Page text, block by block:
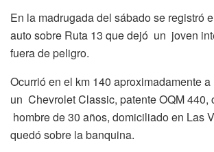
En la madrugada del sábado se registró
auto sobre Ruta 13 que dejó un joven
fuera de peligro.
Ocurrió en el km 140 aproximadamente
un Chevrolet Classic, patente OQM 440,
hombre de 30 años, domiciliado en Las
quedó sobre la banquina.